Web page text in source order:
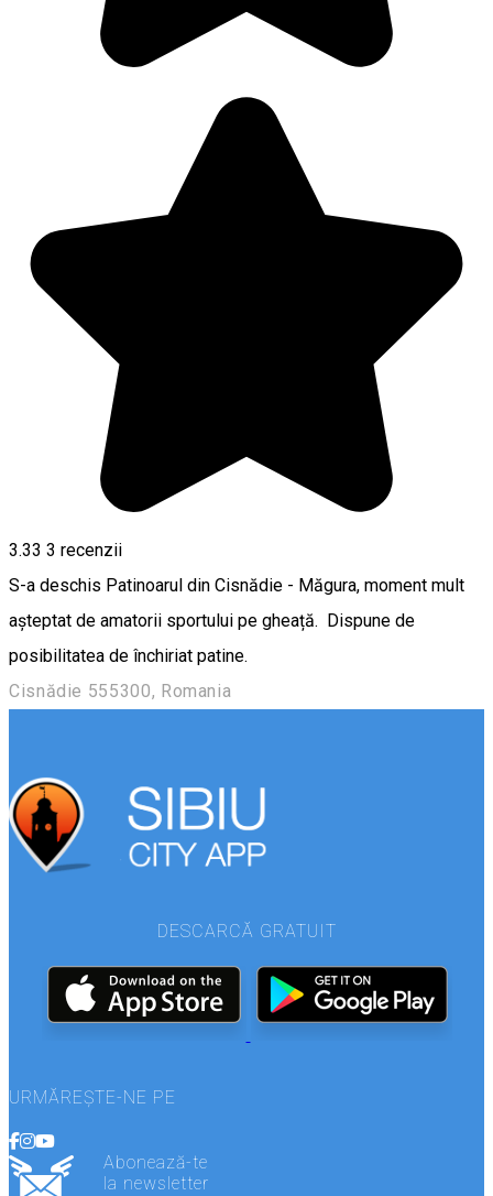
3.33 3 recenzii
S-a deschis Patinoarul din Cisnădie - Măgura, moment mult
așteptat de amatorii sportului pe gheață. Dispune de
posibilitatea de închiriat patine.
Cisnădie 555300, Romania
DESCARCĂ GRATUIT
URMĂREȘTE-NE PE
Abonează-te
la newsletter